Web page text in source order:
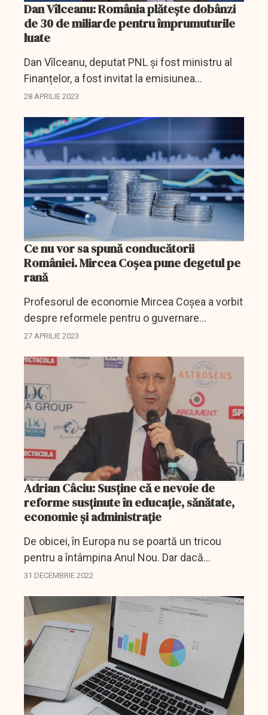
Dan Vîlceanu: România plătește dobânzi
de 30 de miliarde pentru împrumuturile
luate
Dan Vîlceanu, deputat PNL și fost ministru al
Finanțelor, a fost invitat la emisiunea
D`Economic News cu Alex Vlădescu.
28 APRILIE 2023
Ce nu vor sa spună conducătorii
României. Mircea Coșea pune degetul pe
rană
Profesorul de economie Mircea Coșea a vorbit
despre reformele pentru o guvernare
economică pe care le cere Comisia
lua măsurile necesare, dar și...
27 APRILIE 2023
Adrian Câciu: Susține că e nevoie de
reforme susținute în educaţie, sănătate,
economie şi administraţie
De obicei, în Europa nu se poartă un tricou
pentru a întâmpina Anul Nou. Dar dacă
prognoza meteo se dovedește corectă,
primăvăratice de...
31 DECEMBRIE 2022